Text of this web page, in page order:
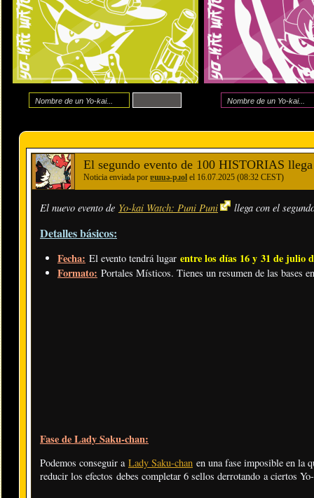
El segundo evento de 100 HISTORIAS
Noticia enviada por ɐɯuǝ-pɹol el 16.07.2025 (08:32 CEST)
El nuevo evento de Yo-kai Watch: Puni Puni llega con el
Detalles básicos:
Fecha: El evento tendrá lugar entre los días 16 y 31 de julio
Formato: Portales Místicos. Tienes un resumen de las bases
Fase de Lady Saku-chan:
Podemos conseguir a Lady Saku-chan en una fase imposible en la
reducir los efectos debes completar 6 sellos derrotando a ciertos